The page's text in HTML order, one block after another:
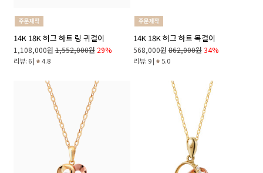
14K 18K 허그 하트 링 귀걸이
1,108,000원 1,552,000원 29%
리뷰: 6 | 4.8
14K 18K 허그 하트 목걸이
568,000원 862,000원 34%
리뷰: 9 | 5.0